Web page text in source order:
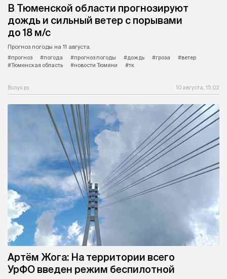
В Тюменской области прогнозируют
дождь и сильный ветер с порывами
до 18 м/с
Прогноз погоды на 11 августа.
#прогноз
#погода #прогноз погоды #дождь #гроза
#ветер
#Тюменская область
#новости Тюмени #тк
Вслух.ру 10 августа, 15:02
Артём Жога: На территории всего
УрФО введен режим беспилотной